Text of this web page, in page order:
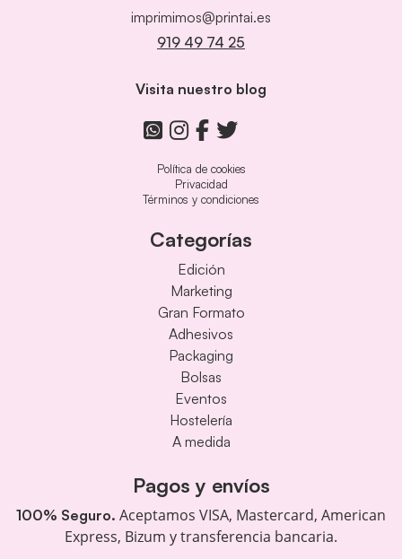
imprimimos@printai.es
919 49 74 25
Visita nuestro blog
Política de cookies
Privacidad
Términos y condiciones
Categorías
Edición
Marketing
Gran Formato
Adhesivos
Packaging
Bolsas
Eventos
Hostelería
A medida
Pagos y envíos
100% Seguro. Aceptamos VISA, Mastercard, American
Express, Bizum y transferencia bancaria.